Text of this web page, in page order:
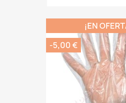
¡EN
-5,00 €